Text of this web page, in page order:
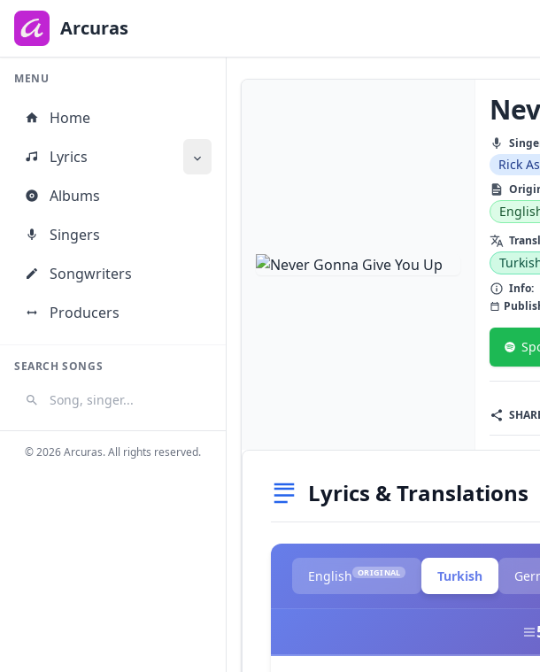
main
content
Arcuras
MENU
Home
Lyrics
Albums
Singers
Songwriters
Producers
SEARCH SONGS
Search Songs
Search
© 2026 Arcuras. All rights reserved.
Rick
Info:
Lyrics & Translations
English ORIGINAL Turkish